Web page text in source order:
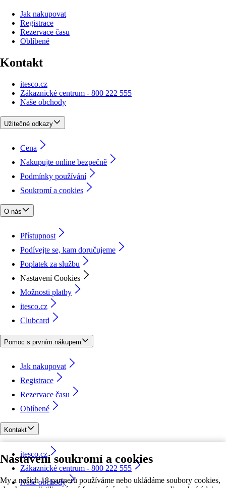
Nastavení soukromí a cookies
My a našich 18 partnerů používáme nebo ukládáme soubory cookies,
Jak nakupovat
Registrace
Rezervace času
Oblíbené
Kontakt
itesco.cz
Zákaznické centrum - 800 222 555
Naše obchody
Užitečné odkazy
Cena
Nakupujte online bezpečně
Podmínky používání
Soukromí a cookies
O nás
Přístupnost
Podívejte se, kam doručujeme
Poplatek za službu
Nastavení Cookies
Možnosti platby
itesco.cz
Clubcard
Pomoc s prvním nákupem
Jak nakupovat
Registrace
Rezervace času
Oblíbené
Kontakt
itesco.cz
Zákaznické centrum - 800 222 555
Naše obchody